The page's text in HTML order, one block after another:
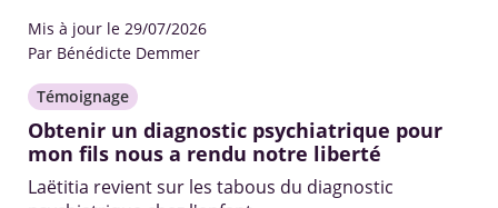
Mis à jour le 29/07/2026
Par Bénédicte Demmer
Témoignage
Obtenir un diagnostic psychiatrique pour
mon fils nous a rendu notre liberté
Laëtitia revient sur les tabous du diagnostic